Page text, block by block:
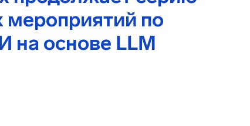
мероприятий по
на основе LLM